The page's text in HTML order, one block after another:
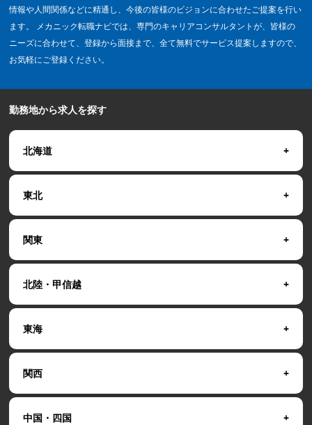
情報や人間関係などに精通し、今後の皆様のビジョンに合わせたご提案を行い
ます。 メカニック転職ナビでは、専門のキャリアコンサルタントが、皆様の
ニーズに合わせて、登録から面接まで、全て無料でサービス提案しますので、
お気軽にご登録ください。
勤務地から求人を探す
北海道
東北
関東
北陸・甲信越
東海
関西
中国・四国